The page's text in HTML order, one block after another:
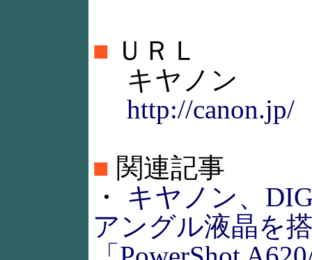
■ ＵＲＬ
キヤノン
http://canon.jp/
■ 関連記事
・ キヤノン、
アングル液晶を